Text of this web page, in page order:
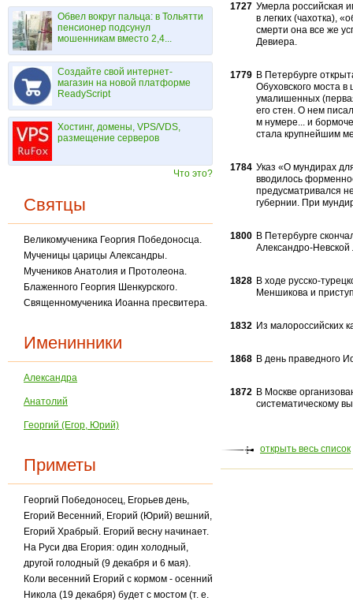
Обвел вокруг пальца: в Тольятти
пенсионер подсунул
мошенникам вместо 2,4...
Создайте свой интернет-
магазин на новой платформе
ReadyScript
Хостинг, домены, VPS/VDS,
размещение серверов
Что это?
Святцы
Великомученика Георгия Победоносца.
Мученицы царицы Александры.
Мучеников Ана­толия и Протолеона.
Блаженного Георгия Шенкурского.
Священномученика Иоанна пре­свитера.
Именинники
Александра
Анатолий
Георгий (Егор, Юрий)
Приметы
Георгий Победоносец, Егорьев день,
Егорий Весенний, Егорий (Юрий) вешний,
Егорий Храбрый. Егорий весну начинает.
На Руси два Егория: один холодный,
другой голодный (9 декабря и 6 мая).
Коли весенний Егорий с кормом - осенний
Никола (19 декабря) будет с мостом (т. е.
1727 Умерла российская
в легких (ча­хотка),
смерти она все же
Девиера.
1779 В Петербурге
Обуховского моста
умалишенных
его стен. О нем
м нуме­ре... и
стала крупней­шим
1784 Указ «О мундирах
вводилось
предусматривался
губернии. При
1800 В Петербурге
Александро-
1828 В ходе русско-
Меншикова и
1832 Из малороссийских
1868 В день праведного
1872 В Москве
систе­матическому
открыть весь список